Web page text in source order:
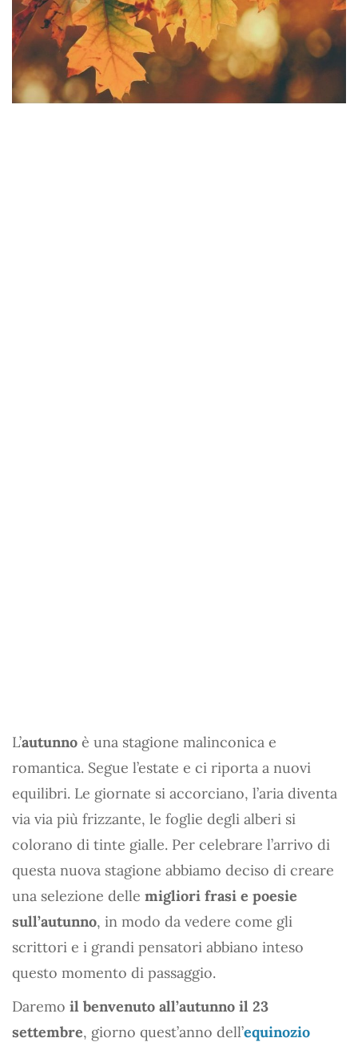
L’autunno è una stagione malinconica e
romantica. Segue l’estate e ci riporta a nuovi
equilibri. Le giornate si accorciano, l’aria diventa
via via più frizzante, le foglie degli alberi si
colorano di tinte gialle. Per celebrare l’arrivo di
questa nuova stagione abbiamo deciso di creare
una selezione delle migliori frasi e poesie
sull’autunno, in modo da vedere come gli
scrittori e i grandi pensatori abbiano inteso
questo momento di passaggio.
Daremo il benvenuto all’autunno il 23
settembre, giorno quest’anno dell’equinozio